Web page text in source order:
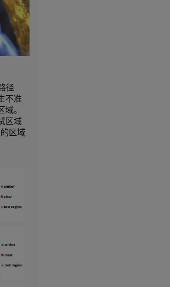
径
不准
。
区域
区域